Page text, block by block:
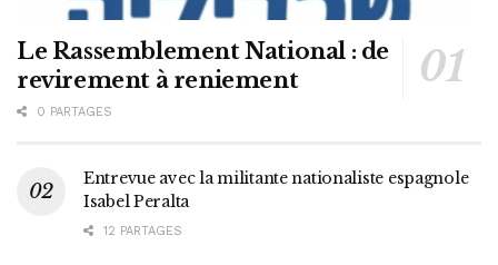
Le Rassemblement National : de
revirement à reniement
0 PARTAGES
Entrevue avec la militante nationaliste espagnole
Isabel Peralta
12 PARTAGES